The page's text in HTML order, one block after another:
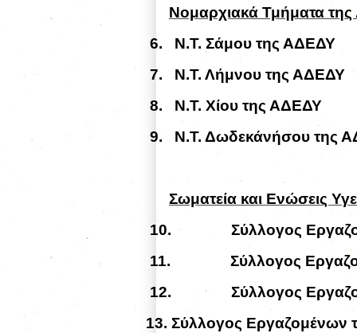
Νομαρχιακά Τμήματα
6.
Ν.Τ. Σάμου της ΑΔΕΔΥ
7.
Ν.Τ. Λήμνου της ΑΔΕΔΥ
8.
Ν.Τ. Χίου της ΑΔΕΔΥ
9.
Ν.Τ. Δωδεκάνήσου της
Σωματεία και Ενώσεις
10.
Σύλλογος Εργα
11.
Σύλλογος
12.
Σύλλογος
13. Σύλλογος Εργαζομένων